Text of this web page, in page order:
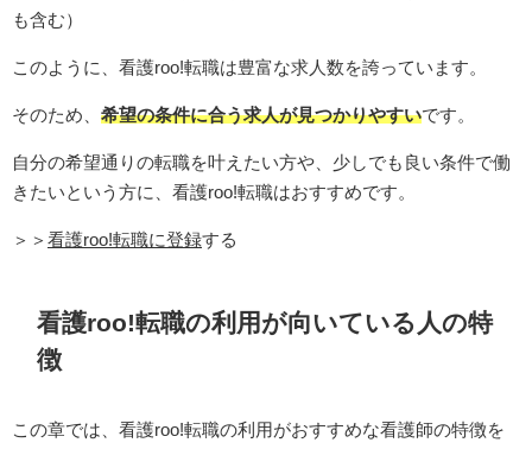
も含む）
このように、看護roo!転職は豊富な求人数を誇っています。
そのため、 希望の条件に合う求人が見つかりやすいです。
自分の希望通りの転職を叶えたい方や、少しでも良い条件で働
きたいという方に、看護roo!転職はおすすめです。
＞＞ 看護roo!転職に登録する
看護roo!転職の利用が向いている人の特
徴
この章では、看護roo!転職の利用がおすすめな看護師の特徴を